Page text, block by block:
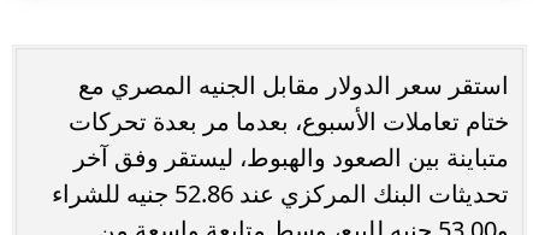
استقر سعر الدولار مقابل الجنيه المصري مع
ختام تعاملات الأسبوع، بعدما مر بعدة تحركات
متباينة بين الصعود والهبوط، ليستقر وفق آخر
تحديثات البنك المركزي عند 52.86 جنيه للشراء